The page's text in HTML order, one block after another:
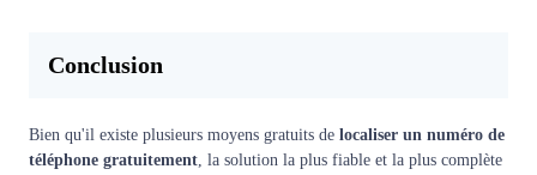
Conclusion
Bien qu'il existe plusieurs moyens gratuits de localiser un numéro de
téléphone gratuitement, la solution la plus fiable et la plus complète